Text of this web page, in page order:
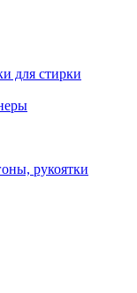
для стирки
рукоятки